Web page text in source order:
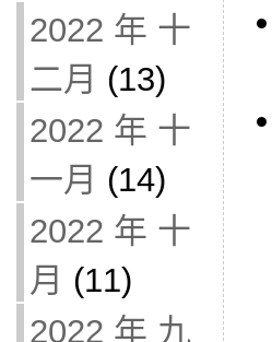
2022 年 十
二月 (13)
2022 年 十
一月 (14)
2022 年 十
月 (11)
2022 年 九